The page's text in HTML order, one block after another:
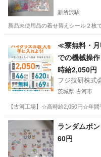
新所沢駅
新品未使用品の着せ替えシール２枚
新所沢駅
≪寮無料・月
での機械操
時給2,050円
フジ技研株式
茨城県 古河市
【古河工場】☆高時給2,050円☆年
茨城 古河市 その他
ランダムボ
60円